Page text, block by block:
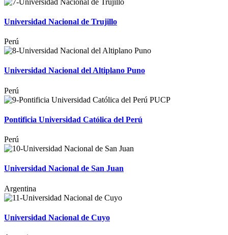
Universidad Nacional de Trujillo
Perú
Universidad Nacional del Altiplano Puno
Perú
Pontificia Universidad Católica del Perú
Perú
Universidad Nacional de San Juan
Argentina
Universidad Nacional de Cuyo